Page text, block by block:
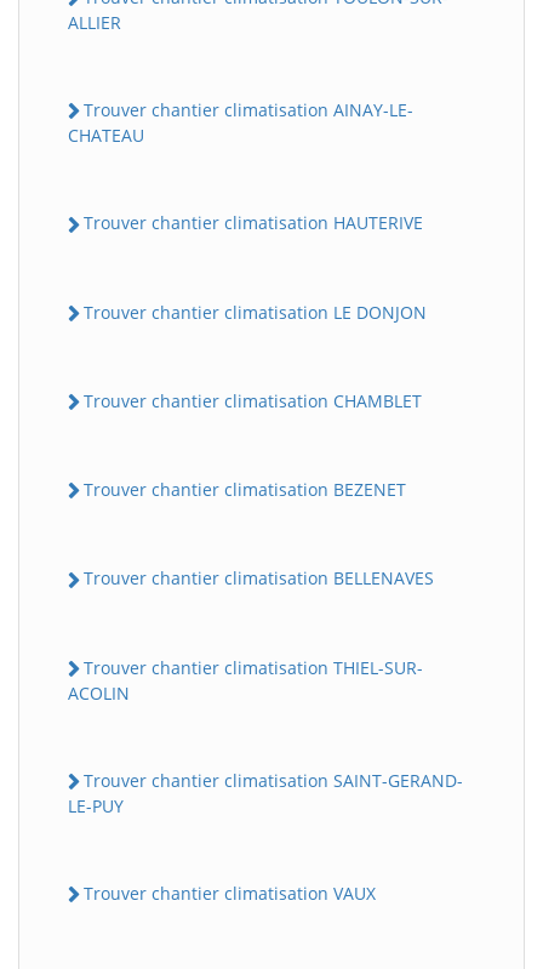
ALLIER
Trouver chantier climatisation AINAY-LE-
CHATEAU
Trouver chantier climatisation HAUTERIVE
Trouver chantier climatisation LE DONJON
Trouver chantier climatisation CHAMBLET
Trouver chantier climatisation BEZENET
Trouver chantier climatisation BELLENAVES
Trouver chantier climatisation THIEL-SUR-
ACOLIN
Trouver chantier climatisation SAINT-GERAND-
LE-PUY
Trouver chantier climatisation VAUX